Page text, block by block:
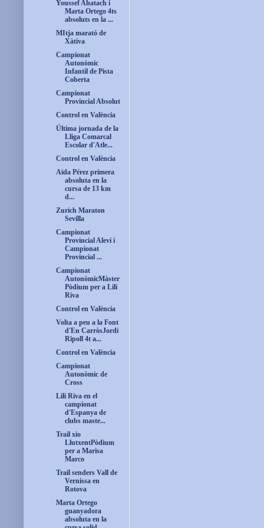
Youssef Ahatach i
Marta Ortego 4ts
absoluts en la ...
MItja marató de
Xàtiva
Campionat
Autonòmic
Infantil de Pista
Coberta
Campionat
Provincial Absolut
Control en València
Última jornada de la
Lliga Comarcal
Escolar d'Atle...
Control en València
Aïda Pérez primera
absoluta en la
cursa de 13 km
d...
Zurich Maraton
Sevilla
Campionat
Provincial Aleví i
Campionat
Provincial ...
Campionat
AutonòmicMàster
Pòdium per a Lili
Riva
Control en València
Volta a peu a la Font
d'En CarròsJordi
Ripoll 4t a...
Control en València
Campionat
Autonòmic de
Cross
Lili Riva en el
campionat
d'Espanya de
clubs maste...
Trail xio
LlutxentPòdium
per a Marisa
Marco
Trail senders Vall de
Vernissa en
Rotova
Marta Ortego
guanyadora
absoluta en la